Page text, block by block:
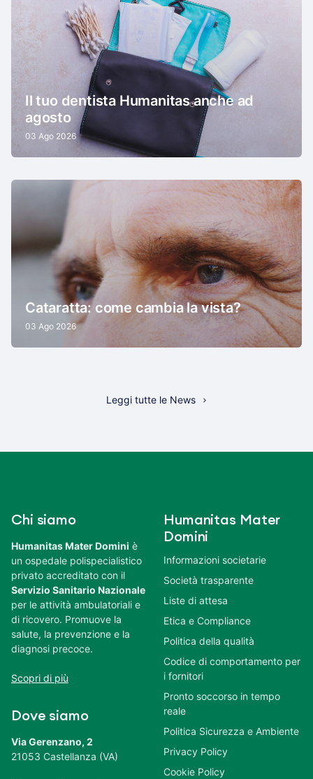
Il tuo dentista Humanitas anche ad
agosto
03 Ago 2026
Cataratta: come cambia la vista?
03 Ago 2026
Leggi tutte le News
Chi siamo
Humanitas Mater Domini è
un ospedale polispecialistico
privato accreditato con il
Servizio Sanitario Nazionale
per le attività ambulatoriali e
di ricovero. Promuove la
salute, la prevenzione e la
diagnosi precoce.
Scopri di più
Dove siamo
Via Gerenzano, 2
21053 Castellanza (VA)
Humanitas Mater
Domini
Informazioni societarie
Società trasparente
Liste di attesa
Etica e Compliance
Politica della qualità
Codice di comportamento per
i fornitori
Pronto soccorso in tempo
reale
Politica Sicurezza e Ambiente
Privacy Policy
Cookie Policy